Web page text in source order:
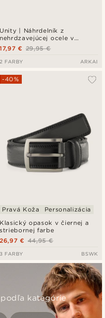
Unity | Náhrdelník z
nehrdzavejúcej ocele v
striebornej farbe s príveskom
v tvare Buddhu
29,95 €
17,97 €
2 FARBY ARKAI
Klasický opasok v čiernej a
striebornej farbe
-40%
Pravá Koža Personalizácia
44,95 €
26,97 €
3 FARBY BSWK
kategórie